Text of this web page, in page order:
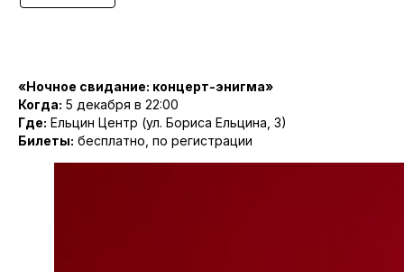
«Ночное свидание: концерт-энигма»
Когда: 5 декабря в 22:00
Где: Ельцин Центр (ул. Бориса Ельцина, 3)
Билеты: бесплатно, по регистрации